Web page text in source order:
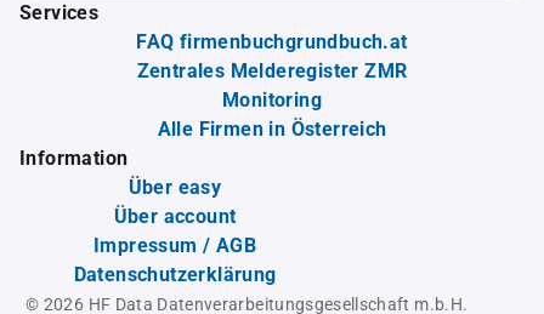
Services
FAQ firmenbuchgrundbuch.at
Zentrales Melderegister ZMR
Monitoring
Alle Firmen in Österreich
Information
Über easy
Über account
Impressum / AGB
Datenschutzerklärung
© 2026 HF Data Datenverarbeitungsgesellschaft m.b.H.